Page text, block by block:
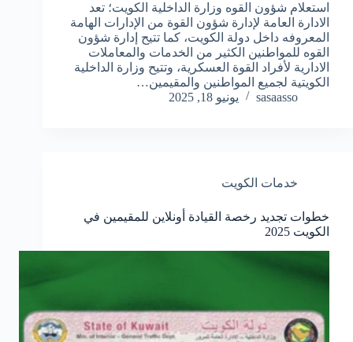
استعلام شؤون القوه وزارة الداخلية الكويت؛ تعد
الادارة العامة لإدارة شؤون القوة من الإدارات الهامة
المعروفه داخل دولة الكويت، كما تتيح إدارة شؤون
القوه للمواطنين الكثير من الخدمات والمعاملات
الادارية لأفراد القوة العسكرية، وتتيح وزارة الداخلية
الكويتية لجميع المواطنين والمقيمين…
sasaasso
يونيو 18, 2025
خدمات الكويت
خطوات تجديد رخصة القيادة أونلاين للمقيمين في
الكويت 2025